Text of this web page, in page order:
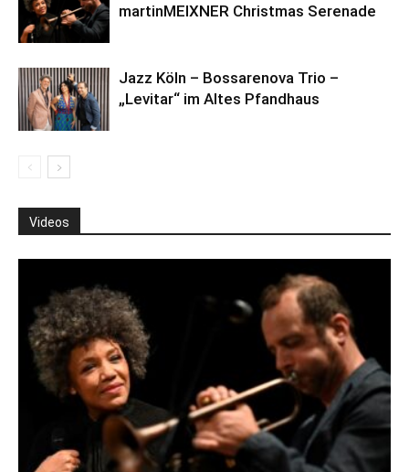
martinMEIXNER Christmas Serenade
Jazz Köln – Bossarenova Trio –
„Levitar“ im Altes Pfandhaus
Videos